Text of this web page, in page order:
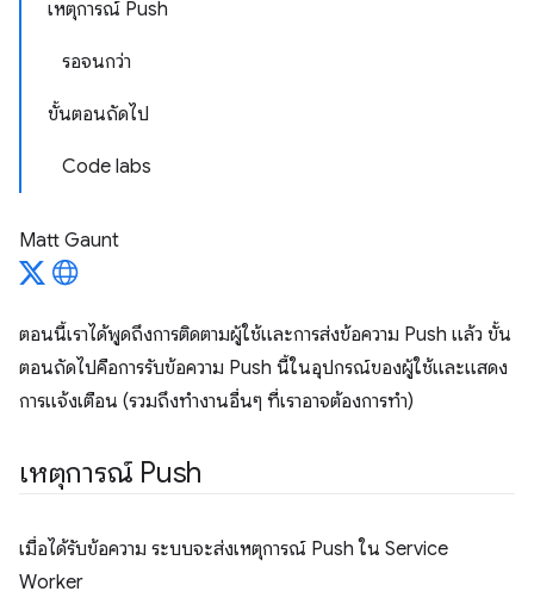
เหตุการณ์ Push
รอจนกว่า
ขั้นตอนถัดไป
Code labs
Matt Gaunt
ตอนนี้เราได้พูดถึงการติดตามผู้ใช้และการส่งข้อความ Push แล้ว ขั้น
ตอนถัดไปคือการรับข้อความ Push นี้ในอุปกรณ์ของผู้ใช้และแสดง
การแจ้งเตือน (รวมถึงทํางานอื่นๆ ที่เราอาจต้องการทํา)
เหตุการณ์ Push
เมื่อได้รับข้อความ ระบบจะส่งเหตุการณ์ Push ใน Service
Worker